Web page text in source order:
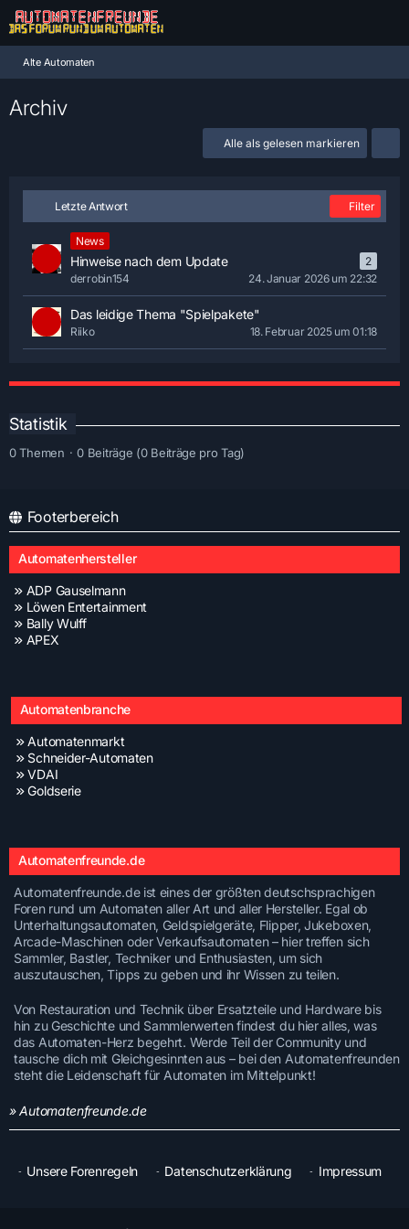
Alte Automaten
Archiv
Alle als gelesen markieren
Letzte Antwort Filter
News
Hinweise nach dem Update
2
derrobin154
24. Januar 2026 um 22:32
Das leidige Thema "Spielpakete"
Riiko 18. Februar 2025 um 01:18
Statistik
0 Themen 0 Beiträge (0 Beiträge pro Tag)
Footerbereich
Automatenhersteller
ADP Gauselmann
Löwen Entertainment
Bally Wulff
APEX
Automatenbranche
Automatenmarkt
Schneider-Automaten
VDAI
Goldserie
Automatenfreunde.de
Automatenfreunde.de ist eines der größten deutschsprachigen
Foren rund um Automaten aller Art und aller Hersteller. Egal ob
Unterhaltungsautomaten, Geldspielgeräte, Flipper, Jukeboxen,
Arcade-Maschinen oder Verkaufsautomaten – hier treffen sich
Sammler, Bastler, Techniker und Enthusiasten, um sich
auszutauschen, Tipps zu geben und ihr Wissen zu teilen.
Von Restauration und Technik über Ersatzteile und Hardware bis
hin zu Geschichte und Sammlerwerten findest du hier alles, was
das Automaten-Herz begehrt. Werde Teil der Community und
tausche dich mit Gleichgesinnten aus – bei den Automatenfreunden
steht die Leidenschaft für Automaten im Mittelpunkt!
» Automatenfreunde.de
Unsere Forenregeln Datenschutzerklärung Impressum